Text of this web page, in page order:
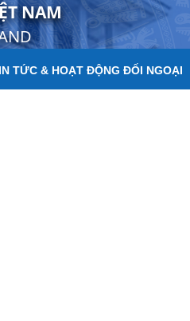
NAM
TỨC & HOẠT ĐỘNG ĐỐI NGOẠI